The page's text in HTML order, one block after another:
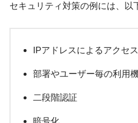
セキュリティ対策の例には、以
IPアドレスによるアクセ
部署やユーザー毎の利用
二段階認証
暗号化